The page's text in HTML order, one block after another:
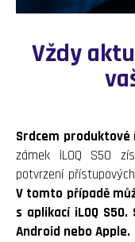
Vždy
Srdcem produktové
zámek iLOQ S50
potvrzení
V tomto případě
s aplikací iLOQ
Android nebo Apple.